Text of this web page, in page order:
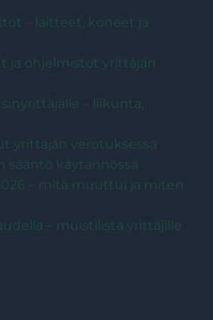
– laitteet, koneet ja
ja ohjelmistot yrittäjän
– liikunta,
yrittäjän verotuksessa
sääntö käytännössä
– mitä muuttui ja miten
– muistilista yrittäjille